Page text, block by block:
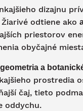
dizajnu
odtiene ako
priestorov
obyčajné
a
prostredia
čaj, tieto
oddychu.